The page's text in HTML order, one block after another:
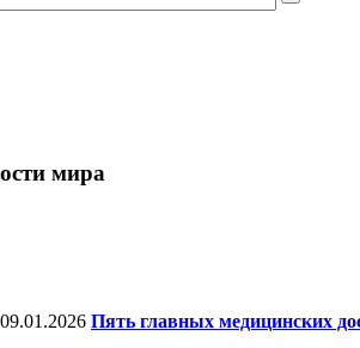
мира
09.01.2026 Пять главных медицинских